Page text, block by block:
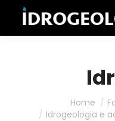
Home
Idrogeologia e